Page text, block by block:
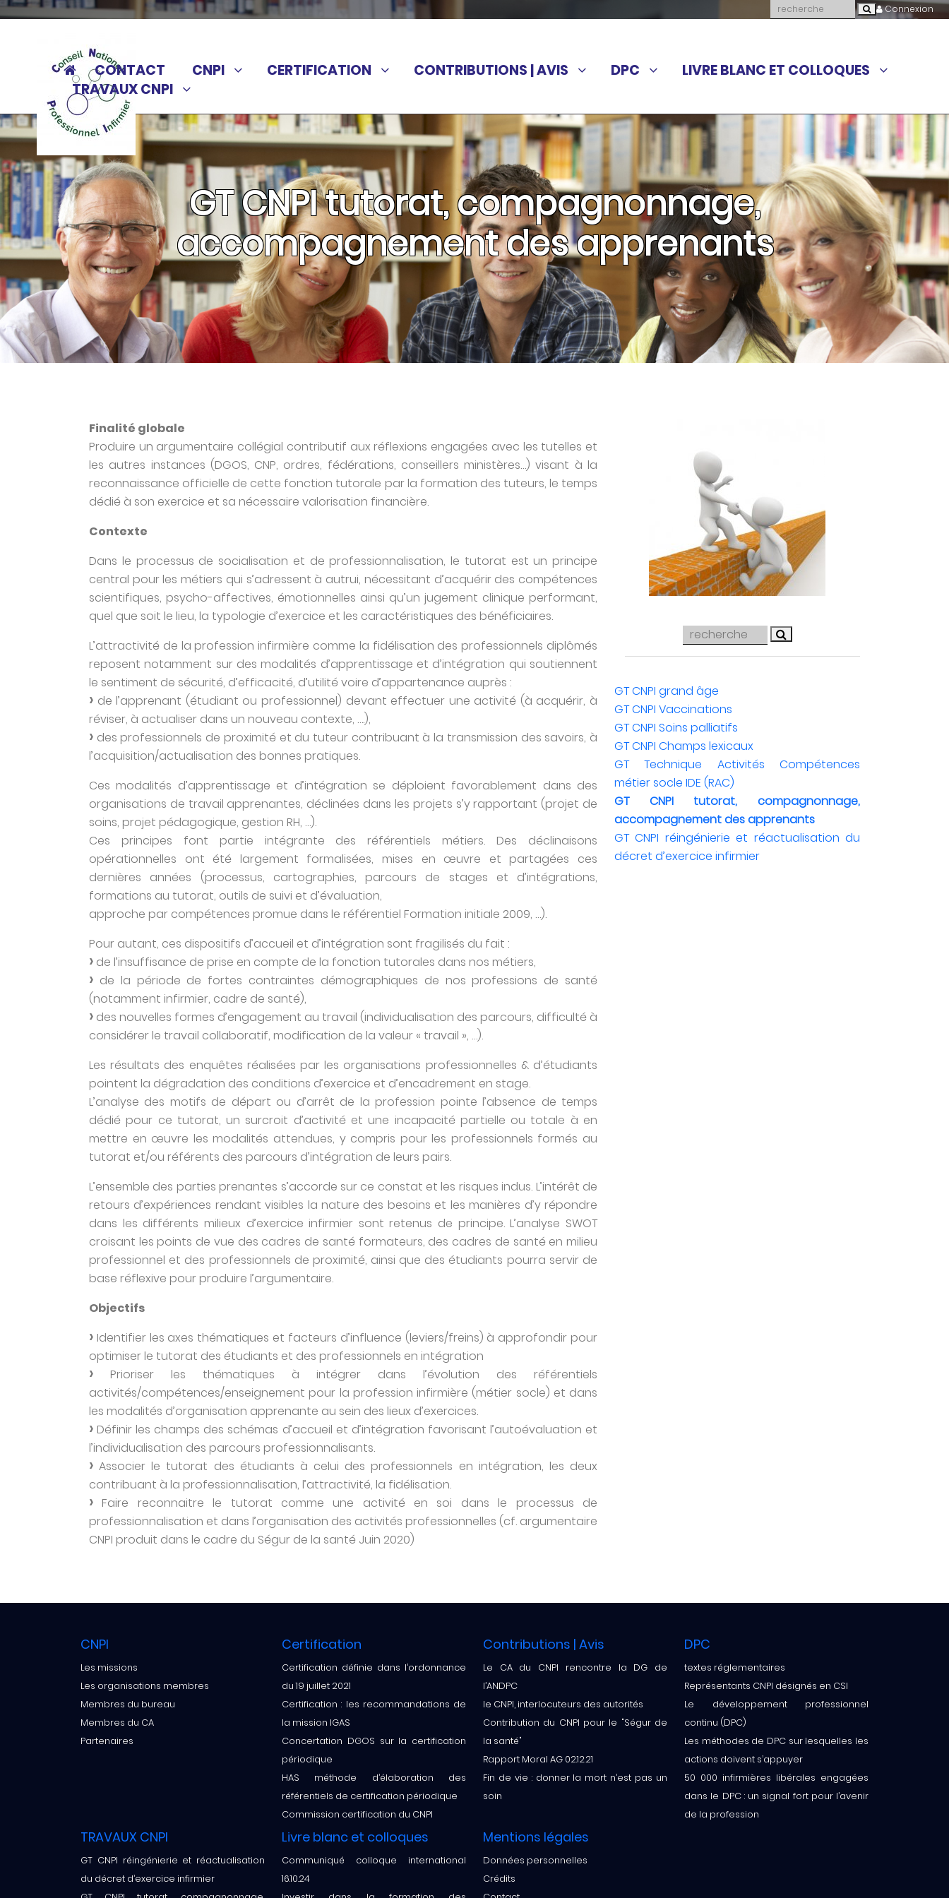
Connexion
CONTACT CNPI CERTIFICATION CONTRIBUTIONS | AVIS DPC
LIVRE BLANC ET COLLOQUES
TRAVAUX CNPI
GT CNPI tutorat, compagnonnage,
accompagnement des apprenants
Finalité globale
Produire un argumentaire collégial contributif aux réflexions engagées avec les tutelles et
les autres instances (DGOS, CNP, ordres, fédérations, conseillers ministères…) visant à la
reconnaissance officielle de cette fonction tutorale par la formation des tuteurs, le temps
dédié à son exercice et sa nécessaire valorisation financière.
Contexte
Dans le processus de socialisation et de professionnalisation, le tutorat est un principe
central pour les métiers qui s’adressent à autrui, nécessitant d’acquérir des compétences
scientifiques, psycho-affectives, émotionnelles ainsi qu’un jugement clinique performant,
quel que soit le lieu, la typologie d’exercice et les caractéristiques des bénéficiaires.
L’attractivité de la profession infirmière comme la fidélisation des professionnels diplômés
reposent notamment sur des modalités d’apprentissage et d’intégration qui soutiennent
le sentiment de sécurité, d’efficacité, d’utilité voire d’appartenance auprès :
de l’apprenant (étudiant ou professionnel) devant effectuer une activité (à acquérir, à
réviser, à actualiser dans un nouveau contexte, ….),
des professionnels de proximité et du tuteur contribuant à la transmission des savoirs, à
l’acquisition/actualisation des bonnes pratiques.
Ces modalités d’apprentissage et d’intégration se déploient favorablement dans des
organisations de travail apprenantes, déclinées dans les projets s’y rapportant (projet de
soins, projet pédagogique, gestion RH, …).
Ces principes font partie intégrante des référentiels métiers. Des déclinaisons
opérationnelles ont été largement formalisées, mises en œuvre et partagées ces
dernières années (processus, cartographies, parcours de stages et d’intégrations,
formations au tutorat, outils de suivi et d’évaluation,
approche par compétences promue dans le référentiel Formation initiale 2009, …).
Pour autant, ces dispositifs d’accueil et d’intégration sont fragilisés du fait :
de l’insuffisance de prise en compte de la fonction tutorales dans nos métiers,
de la période de fortes contraintes démographiques de nos professions de santé
(notamment infirmier, cadre de santé),
des nouvelles formes d’engagement au travail (individualisation des parcours, difficulté à
considérer le travail collaboratif, modification de la valeur « travail », …).
Les résultats des enquêtes réalisées par les organisations professionnelles & d’étudiants
pointent la dégradation des conditions d’exercice et d’encadrement en stage.
L’analyse des motifs de départ ou d’arrêt de la profession pointe l’absence de temps
dédié pour ce tutorat, un surcroit d’activité et une incapacité partielle ou totale à en
mettre en œuvre les modalités attendues, y compris pour les professionnels formés au
tutorat et/ou référents des parcours d’intégration de leurs pairs.
L’ensemble des parties prenantes s’accorde sur ce constat et les risques indus. L’intérêt de
retours d’expériences rendant visibles la nature des besoins et les manières d’y répondre
dans les différents milieux d’exercice infirmier sont retenus de principe. L’analyse SWOT
croisant les points de vue des cadres de santé formateurs, des cadres de santé en milieu
professionnel et des professionnels de proximité, ainsi que des étudiants pourra servir de
base réflexive pour produire l’argumentaire.
Objectifs
Identifier les axes thématiques et facteurs d’influence (leviers/freins) à approfondir pour
optimiser le tutorat des étudiants et des professionnels en intégration
Prioriser les thématiques à intégrer dans l’évolution des référentiels
activités/compétences/enseignement pour la profession infirmière (métier socle) et dans
les modalités d’organisation apprenante au sein des lieux d’exercices.
Définir les champs des schémas d’accueil et d’intégration favorisant l’autoévaluation et
l’individualisation des parcours professionnalisants.
Associer le tutorat des étudiants à celui des professionnels en intégration, les deux
contribuant à la professionnalisation, l’attractivité, la fidélisation.
Faire reconnaitre le tutorat comme une activité en soi dans le processus de
professionnalisation et dans l’organisation des activités professionnelles (cf. argumentaire
CNPI produit dans le cadre du Ségur de la santé Juin 2020)
GT CNPI grand âge
GT CNPI Vaccinations
GT CNPI Soins palliatifs
GT CNPI Champs lexicaux
GT Technique Activités Compétences
métier socle IDE (RAC)
GT CNPI tutorat, compagnonnage,
accompagnement des apprenants
GT CNPI réingénierie et réactualisation du
décret d’exercice infirmier
CNPI
Les missions
Les organisations membres
Membres du bureau
Membres du CA
Partenaires
Certification
Certification définie dans l’ordonnance
du 19 juillet 2021
Certification : les recommandations de
la mission IGAS
Concertation DGOS sur la certification
périodique
HAS méthode d’élaboration des
référentiels de certification périodique
Commission certification du CNPI
Contributions | Avis
Le CA du CNPI rencontre la DG de
l’ANDPC
le CNPI, interlocuteurs des autorités
Contribution du CNPI pour le "Ségur de
la santé"
Rapport Moral AG 02.12.21
Fin de vie : donner la mort n’est pas un
soin
DPC
textes réglementaires
Représentants CNPI désignés en CSI
Le développement professionnel
continu (DPC)
Les méthodes de DPC sur lesquelles les
actions doivent s’appuyer
50 000 infirmières libérales engagées
dans le DPC : un signal fort pour l’avenir
de la profession
TRAVAUX CNPI
GT CNPI réingénierie et réactualisation
du décret d’exercice infirmier
Livre blanc et colloques
Communiqué colloque international
16.10.24
Mentions légales
Données personnelles
Crédits